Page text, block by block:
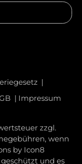
Impressum
zzgl.
wenn
by Icon8
und es